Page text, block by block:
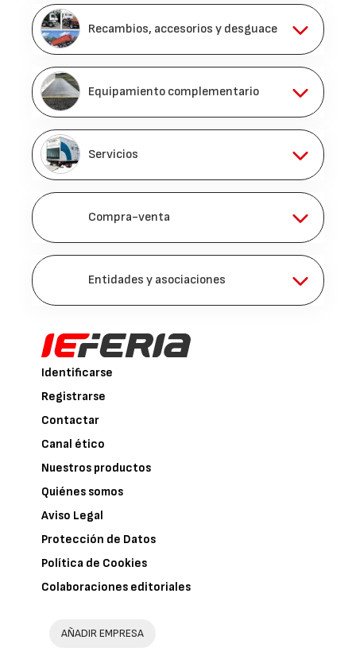
Recambios, accesorios y desguace
Equipamiento complementario
Servicios
Compra-venta
Entidades y asociaciones
Identificarse
Registrarse
Contactar
Canal ético
Nuestros productos
Quiénes somos
Aviso Legal
Protección de Datos
Política de Cookies
Colaboraciones editoriales
AÑADIR EMPRESA